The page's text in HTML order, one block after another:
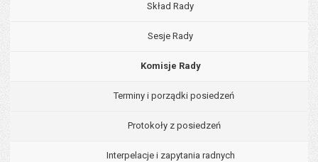
Skład Rady
Sesje Rady
Komisje Rady
Terminy i porządki posiedzeń
Protokoły z posiedzeń
Interpelacje i zapytania radnych